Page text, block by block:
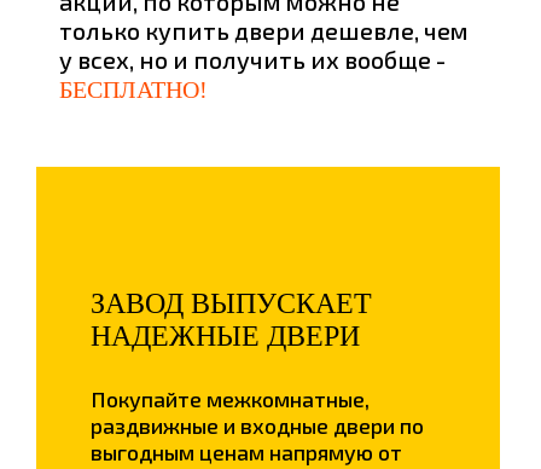
только купить двери дешевле, чем
у всех, но и получить их вообще -
БЕСПЛАТНО!
ЗАВОД ВЫПУСКАЕТ
НАДЕЖНЫЕ ДВЕРИ
Покупайте межкомнатные,
раздвижные и входные двери по
выгодным ценам напрямую от